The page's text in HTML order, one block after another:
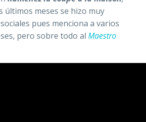
últimos meses se hizo muy
pues menciona a varios
pero sobre todo al Maestro